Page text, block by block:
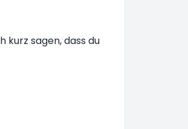
kurz sagen, dass du